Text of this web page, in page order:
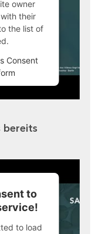
owner
their
the list of
Consent
bereits
to
to load